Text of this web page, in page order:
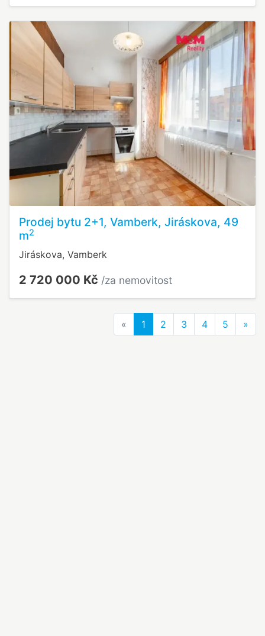
Prodej bytu 2+1, Vamberk, Jiráskova, 49
m2
Jiráskova, Vamberk
2 720 000 Kč /za nemovitost
« Previous
1 2 3 4 5 »